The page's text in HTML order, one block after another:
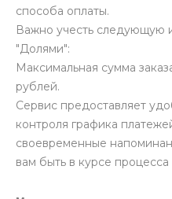
способа оплаты.
Важно учесть следующую
"Долями":
Максимальная сумма
рублей.
Сервис предоставляет
контроля графика
своевременные
вам быть в курсе процесса